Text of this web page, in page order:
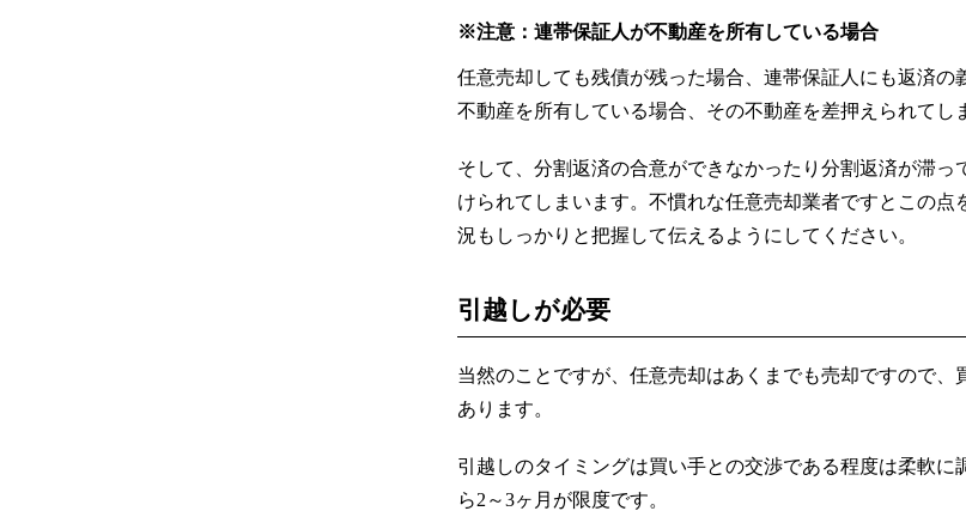
※注意：連帯保証人が不動産を所有している場合
任意売却しても残債が残った場合、連帯保証人にも返済
不動産を所有している場合、その不動産を差押えられてし
そして、分割返済の合意ができなかったり分割返済が滞
けられてしまいます。不慣れな任意売却業者ですとこの
況もしっかりと把握して伝えるようにしてください。
引越しが必要
当然のことですが、任意売却はあくまでも売却ですので
あります。
引越しのタイミングは買い手との交渉である程度は柔軟
ら2～3ヶ月が限度です。